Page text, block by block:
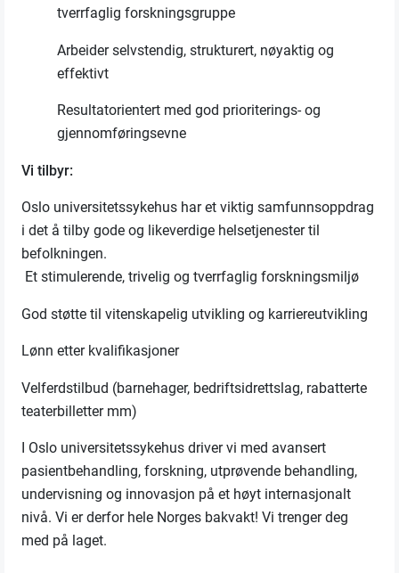
tverrfaglig forskningsgruppe
Arbeider selvstendig, strukturert, nøyaktig og
effektivt
Resultatorientert med god prioriterings- og
gjennomføringsevne
Vi tilbyr:
Oslo universitetssykehus har et viktig samfunnsoppdrag
i det å tilby gode og likeverdige helsetjenester til
befolkningen.
Et stimulerende, trivelig og tverrfaglig forskningsmiljø
God støtte til vitenskapelig utvikling og karriereutvikling
Lønn etter kvalifikasjoner
Velferdstilbud (barnehager, bedriftsidrettslag, rabatterte
teaterbilletter mm)
I Oslo universitetssykehus driver vi med avansert
pasientbehandling, forskning, utprøvende behandling,
undervisning og innovasjon på et høyt internasjonalt
nivå. Vi er derfor hele Norges bakvakt! Vi trenger deg
med på laget.